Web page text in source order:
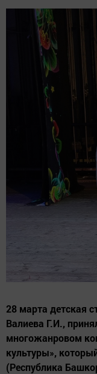
28 марта детская
Валиева Г.И.,
многожанровом
культуры»,
(Республика